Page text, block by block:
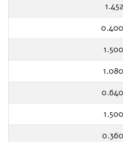
1.452
0.400
1.500
1.080
0.640
1.500
0.360